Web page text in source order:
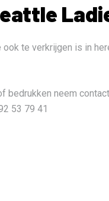
te verkrijgen is in
bedrukken neem
53 79 41